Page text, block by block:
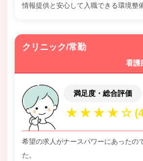
情報提供と安心して入職できる環境整
クリニック/常勤
看護
満足度・総合評価
希望の求人がナースパワーにあったの
た。